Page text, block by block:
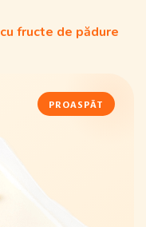
fructe de pădure
PROASPĂT